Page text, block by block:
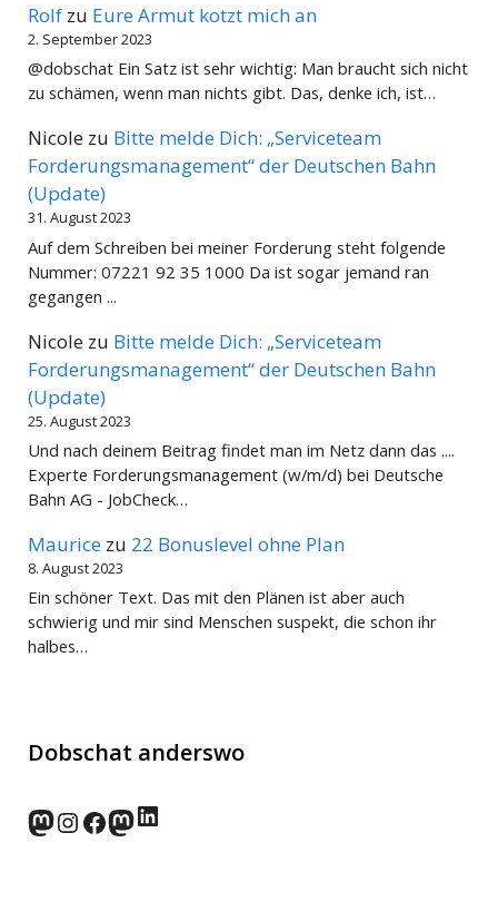
Rolf zu Eure Armut kotzt mich an
2. September 2023
@dobschat Ein Satz ist sehr wichtig: Man braucht sich nicht
zu schämen, wenn man nichts gibt. Das, denke ich, ist…
Nicole zu Bitte melde Dich: „Serviceteam
Forderungsmanagement“ der Deutschen Bahn
(Update)
31. August 2023
Auf dem Schreiben bei meiner Forderung steht folgende
Nummer: 07221 92 35 1000 Da ist sogar jemand ran
gegangen ...
Nicole zu Bitte melde Dich: „Serviceteam
Forderungsmanagement“ der Deutschen Bahn
(Update)
25. August 2023
Und nach deinem Beitrag findet man im Netz dann das ....
Experte Forderungsmanagement (w/m/d) bei Deutsche
Bahn AG - JobCheck…
Maurice zu 22 Bonuslevel ohne Plan
8. August 2023
Ein schöner Text. Das mit den Plänen ist aber auch
schwierig und mir sind Menschen suspekt, die schon ihr
halbes…
Dobschat anderswo
norden.social
Instagram
Facebook
wp-punks.social
LinkedIn